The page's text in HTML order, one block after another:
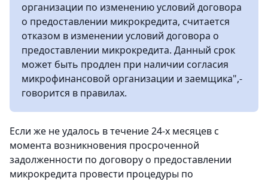
организации по изменению условий договора
о предоставлении микрокредита, считается
отказом в изменении условий договора о
предоставлении микрокредита. Данный срок
может быть продлен при наличии согласия
микрофинансовой организации и заемщика",-
говорится в правилах.
Если же не удалось в течение 24-х месяцев с
момента возникновения просроченной
задолженности по договору о предоставлении
микрокредита провести процедуры по